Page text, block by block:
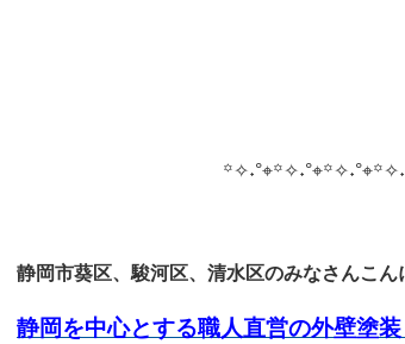
静岡市葵区、駿河区、清水区のみなさんこん
静岡を中心とする職人直営の外壁塗